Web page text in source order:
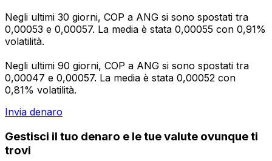
Negli ultimi 30 giorni, COP a ANG si sono spostati tra
0,00053 e 0,00057. La media è stata 0,00055 con 0,91%
volatilità.
Negli ultimi 90 giorni, COP a ANG si sono spostati tra
0,00047 e 0,00057. La media è stata 0,00052 con
0,81% volatilità.
Invia denaro
Gestisci il tuo denaro e le tue valute ovunque ti
trovi